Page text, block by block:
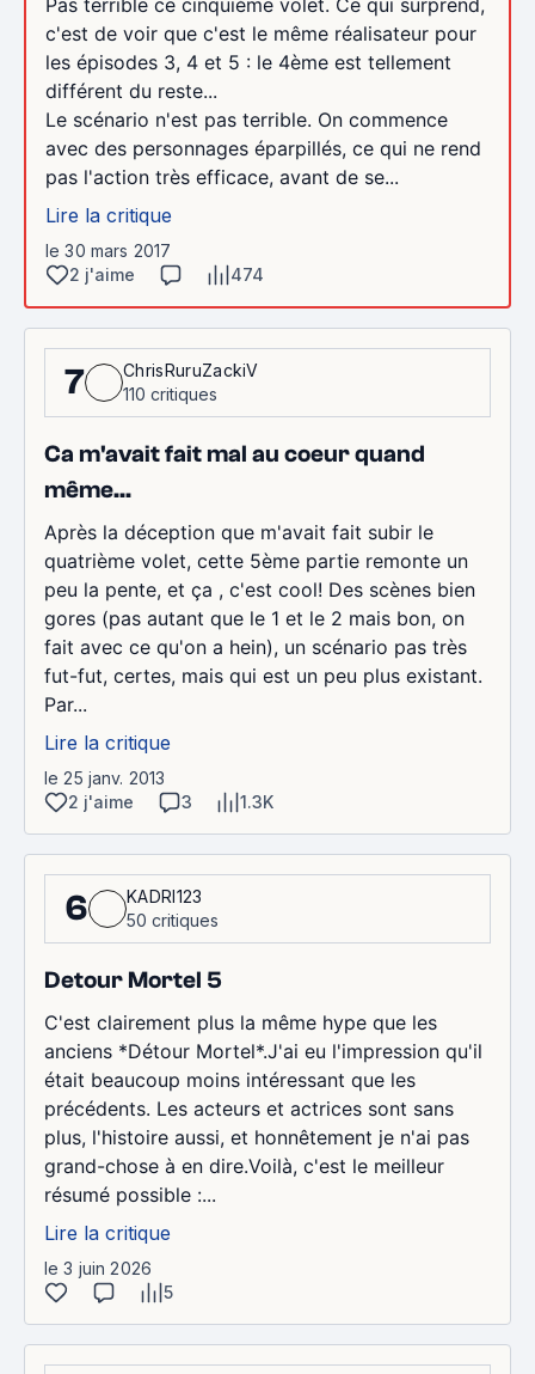
c'est de voir que c'est le même réalisateur pour
les épisodes 3, 4 et 5 : le 4ème est tellement
différent du reste...
Le scénario n'est pas terrible. On commence
avec des personnages éparpillés, ce qui ne rend
pas l'action très efficace, avant de se...
Lire la critique
le 30 mars 2017
2 j'aime
474
7
ChrisRuruZackiV
110 critiques
Ca m'avait fait mal au coeur quand
même...
Après la déception que m'avait fait subir le
quatrième volet, cette 5ème partie remonte un
peu la pente, et ça , c'est cool! Des scènes bien
gores (pas autant que le 1 et le 2 mais bon, on
fait avec ce qu'on a hein), un scénario pas très
fut-fut, certes, mais qui est un peu plus existant.
Par...
Lire la critique
le 25 janv. 2013
2 j'aime
3 1.3K
6
KADRI123
50 critiques
Detour Mortel 5
C'est clairement plus la même hype que les
anciens *Détour Mortel*.J'ai eu l'impression qu'il
était beaucoup moins intéressant que les
précédents. Les acteurs et actrices sont sans
plus, l'histoire aussi, et honnêtement je n'ai pas
grand-chose à en dire.Voilà, c'est le meilleur
résumé possible :...
Lire la critique
le 3 juin 2026
5